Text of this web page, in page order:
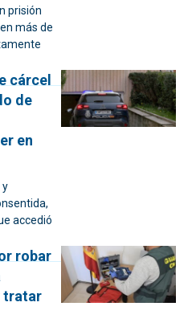
prisión
más de
cárcel
de
en
y
accedió
robar
tratar